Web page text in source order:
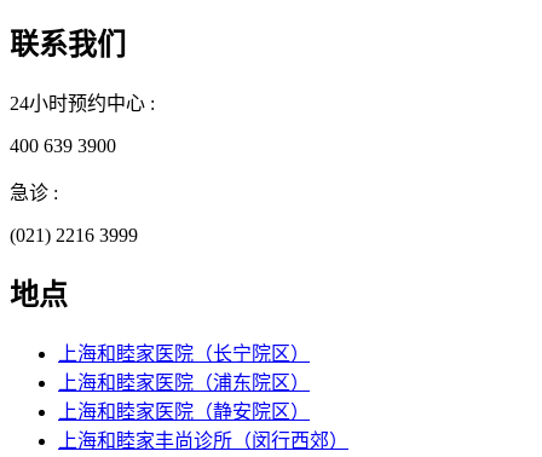
联系我们
24小时预约中心 :
400 639 3900
急诊 :
(021) 2216 3999
地点
上海和睦家医院（长宁院区）
上海和睦家医院（浦东院区）
上海和睦家医院（静安院区）
上海和睦家丰尚诊所（闵行西郊）